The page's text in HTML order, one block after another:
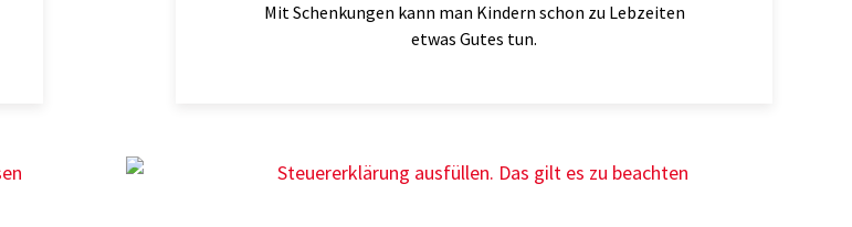
Mit Schenkungen kann man Kindern schon zu Lebzeiten
etwas Gutes tun.